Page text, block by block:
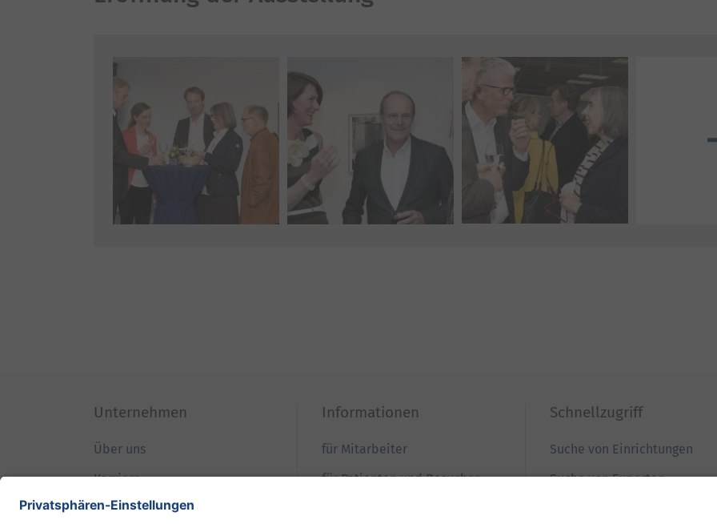
Unternehmen
Über uns
Karriere
Qualität
Informationen
für Mitarbeiter
für Patienten und Besucher
Schnellzugriff
Suche von Einrichtungen
Suche von Experten